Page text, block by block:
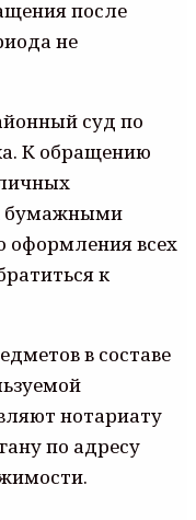
после
не
суд по
К обращению
бумажными
оформления всех
к
в составе
нотариату
по адресу